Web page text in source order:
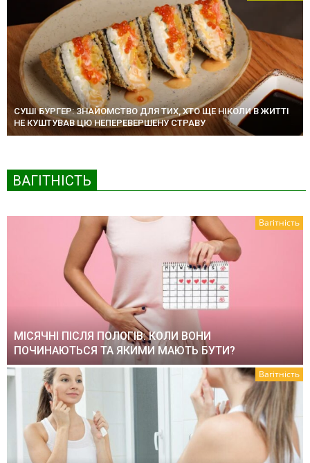
СУШІ БУРГЕР: ЗНАЙОМСТВО ДЛЯ ТИХ, ХТО ЩЕ НІКОЛИ В ЖИТТІ
НЕ КУШТУВАВ ЦЮ НЕПЕРЕВЕРШЕНУ СТРАВУ
ВАГІТНІСТЬ
Вагітність
МІСЯЧНІ ПІСЛЯ ПОЛОГІВ: КОЛИ ВОНИ
ПОЧИНАЮТЬСЯ ТА ЯКИМИ МАЮТЬ БУТИ?
Вагітність